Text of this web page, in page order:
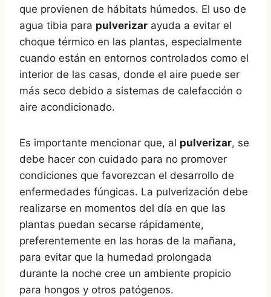
que provienen de hábitats húmedos. El uso de
agua tibia para pulverizar ayuda a evitar el
choque térmico en las plantas, especialmente
cuando están en entornos controlados como el
interior de las casas, donde el aire puede ser
más seco debido a sistemas de calefacción o
aire acondicionado.
Es importante mencionar que, al pulverizar, se
debe hacer con cuidado para no promover
condiciones que favorezcan el desarrollo de
enfermedades fúngicas. La pulverización debe
realizarse en momentos del día en que las
plantas puedan secarse rápidamente,
preferentemente en las horas de la mañana,
para evitar que la humedad prolongada
durante la noche cree un ambiente propicio
para hongos y otros patógenos.